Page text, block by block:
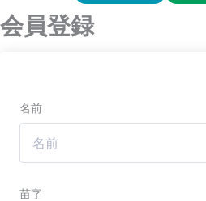
会員登録
名前
苗字